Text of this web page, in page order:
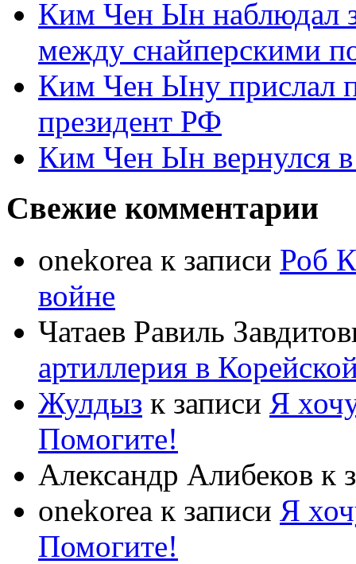
Ким Чен Ын наблюдал
между снайперскими
Ким Чен Ыну прислал
президент РФ
Ким Чен Ын вернулся
Свежие комментарии
onekorea к записи Роб
войне
Чатаев Равиль
артиллерия в
Жулдыз к записи Я
Помогите!
Александр Алибеков к
onekorea к записи Я
Помогите!